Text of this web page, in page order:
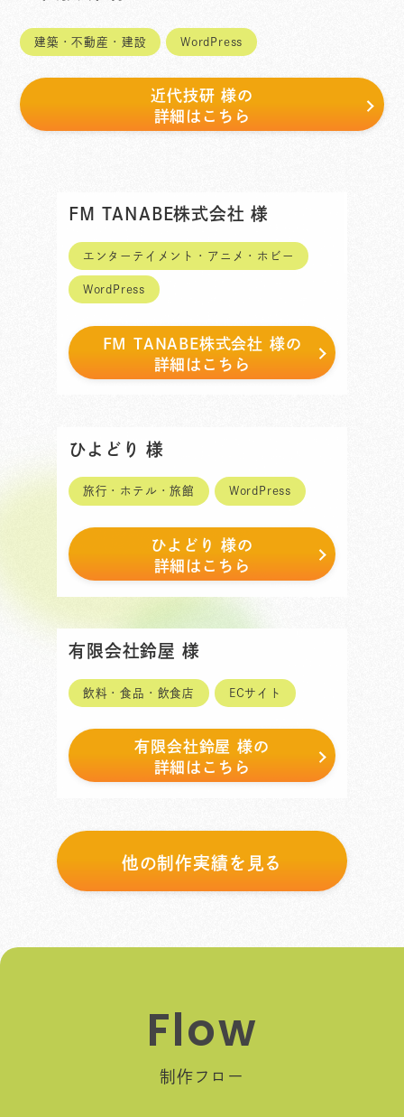
建築・不動産・建設 WordPress
近代技研 様の
詳細はこちら
FM TANABE株式会社 様
エンターテイメント・アニメ・ホビー
WordPress
FM TANABE株式会社 様の
詳細はこちら
ひよどり 様
旅行・ホテル・旅館 WordPress
ひよどり 様の
詳細はこちら
有限会社鈴屋 様
飲料・食品・飲食店 ECサイト
有限会社鈴屋 様の
詳細はこちら
他の制作実績を見る
Flow
制作フロー